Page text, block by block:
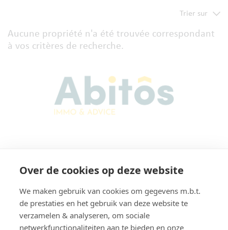
Trier sur
Aucune propriété n'a été trouvée correspondant
à vos critères de recherche.
Karel Lodewijk Dierickxstraat 22
Belgique
Over de cookies op deze website
We maken gebruik van cookies om gegevens m.b.t.
de prestaties en het gebruik van deze website te
verzamelen & analyseren, om sociale
netwerkfunctionaliteiten aan te bieden en onze